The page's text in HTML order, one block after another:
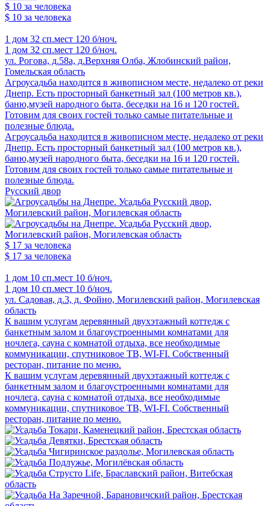
$ 10 за человека
$ 10 за человека
1 дом 32 сп.мест 120 б/ноч.
1 дом 32 сп.мест 120 б/ноч.
ул. Рогова, д.58а, д.Верхняя Олба, Жлобинский район,
Гомельская область
Агроусадьба находится в живописном месте, недалеко от реки
Днепр. Есть просторный банкетный зал (100 метров кв.),
баню,музей народного быта, беседки на 16 и 120 гостей.
Готовим для своих гостей только самые питательные и
полезные блюда.
Агроусадьба находится в живописном месте, недалеко от реки
Днепр. Есть просторный банкетный зал (100 метров кв.),
баню,музей народного быта, беседки на 16 и 120 гостей.
Готовим для своих гостей только самые питательные и
полезные блюда.
Русский двор
$ 17 за человека
$ 17 за человека
1 дом 10 сп.мест 10 б/ноч.
1 дом 10 сп.мест 10 б/ноч.
ул. Садовая, д.3, д. Фойно, Могилевский район, Могилевская
область
К вашим услугам деревянный двухэтажный коттедж с
банкетным залом и благоустроенными комнатами для
ночлега, сауна с комнатой отдыха, все необходимые
коммуникации, спутниковое ТВ, WI-FI. Собственный
ресторан, питание по меню.
К вашим услугам деревянный двухэтажный коттедж с
банкетным залом и благоустроенными комнатами для
ночлега, сауна с комнатой отдыха, все необходимые
коммуникации, спутниковое ТВ, WI-FI. Собственный
ресторан, питание по меню.